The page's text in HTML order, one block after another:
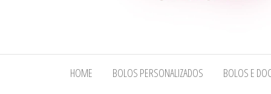
Maceió |
Bolos
Maceió |
Bolos
HOME BOLOS PERSONALIZADOS BOLOS E